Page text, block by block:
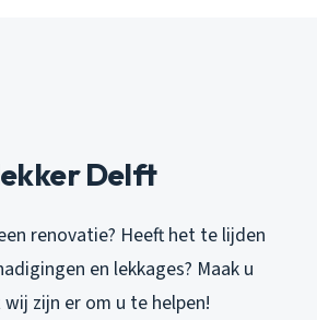
Delft
renovatie? Heeft het te lijden
en lekkages? Maak u
zijn er om u te helpen!